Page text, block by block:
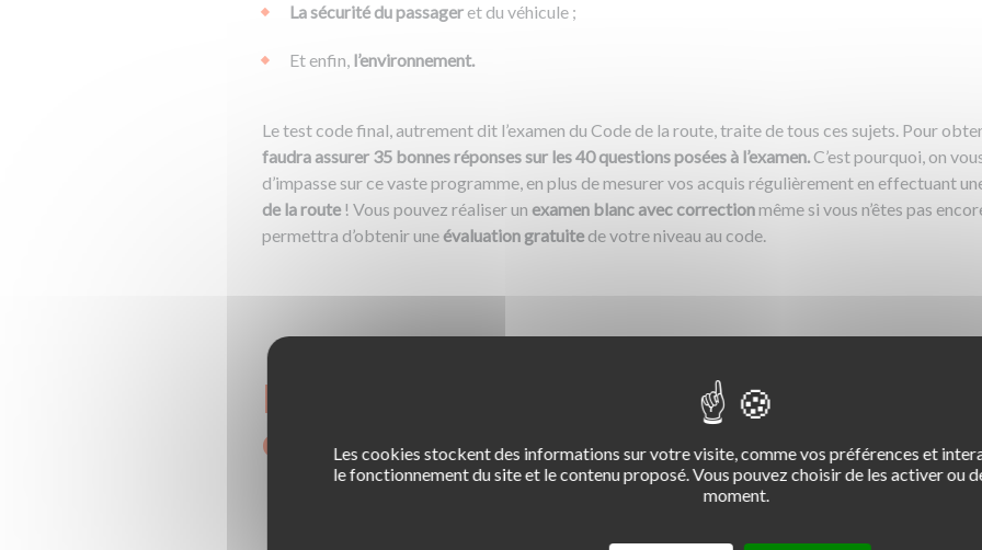
La sécurité du passageret du véhicule ;
Et enfin, l’environnement.
Le test code final, autrement dit l’examen du Code de la route, traite de tous ces sujets. Pour
faudra assurer 35 bonnes réponses sur les 40 questions posées à l’examen.C’est pourquoi, on
d’impasse sur ce vaste programme, en plus de mesurer vos acquis régulièrement en effectuant
de la route ! Vous pouvez réaliser un examen blanc avec correctionmême si vous n’êtes pas
permettra d’obtenir uneévaluation gratuite de votre niveau au code.
Les avantages de notre Test
de 40 questions
Les cookies stockent des informations sur votre visite, comme vos préférences et
le fonctionnement du site et le contenu proposé. Vous pouvez choisir de les activer ou
moment.